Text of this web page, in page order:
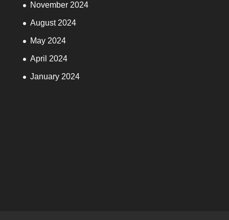
November 2024
August 2024
May 2024
April 2024
January 2024